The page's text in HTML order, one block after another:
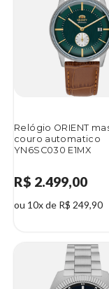
Relógio ORIENT
couro automatico
YN6SC030 E1MX
R$ 2.499,00
ou 10x de R$ 249,90